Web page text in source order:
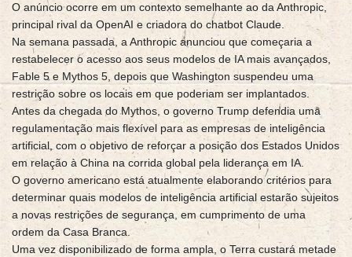
O anúncio ocorre em um contexto semelhante ao da Anthropic,
principal rival da OpenAI e criadora do chatbot Claude.
Na semana passada, a Anthropic anunciou que começaria a
restabelecer o acesso aos seus modelos de IA mais avançados,
Fable 5 e Mythos 5, depois que Washington suspendeu uma
restrição sobre os locais em que poderiam ser implantados.
Antes da chegada do Mythos, o governo Trump defendia uma
regulamentação mais flexível para as empresas de inteligência
artificial, com o objetivo de reforçar a posição dos Estados Unidos
em relação à China na corrida global pela liderança em IA.
O governo americano está atualmente elaborando critérios para
determinar quais modelos de inteligência artificial estarão sujeitos
a novas restrições de segurança, em cumprimento de uma
ordem da Casa Branca.
Uma vez disponibilizado de forma ampla, o Terra custará metade